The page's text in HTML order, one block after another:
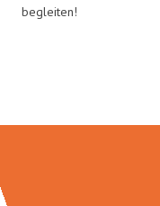
begleiten!